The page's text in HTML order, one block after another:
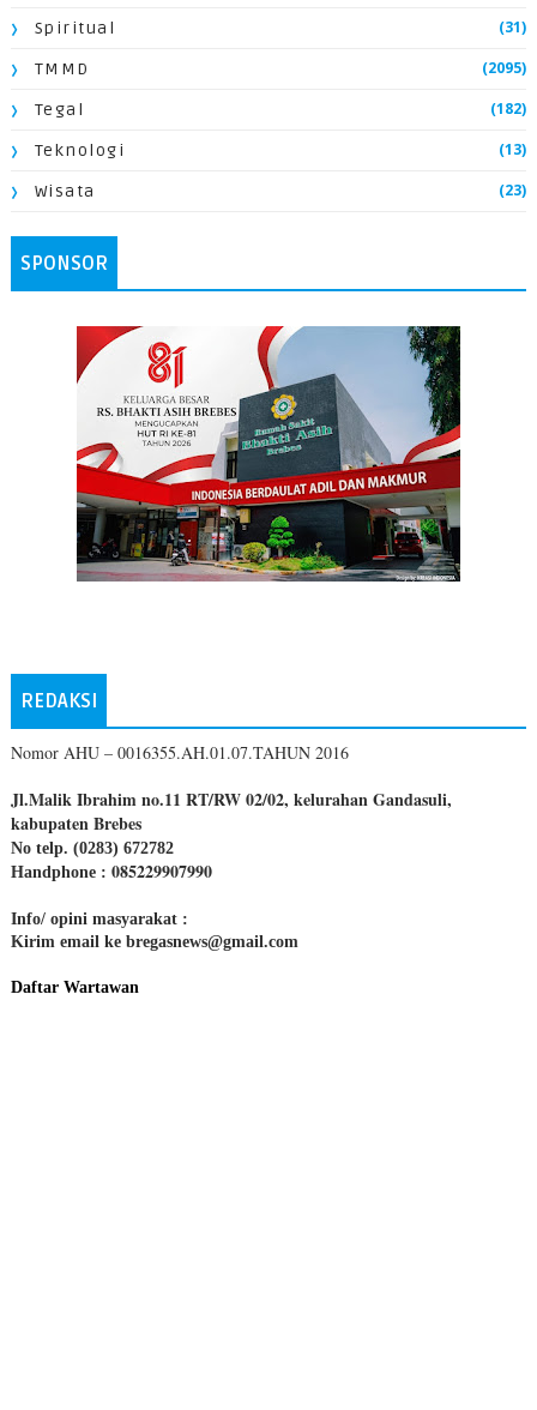
Spiritual (31)
TMMD (2095)
Tegal (182)
Teknologi (13)
Wisata (23)
SPONSOR
REDAKSI
Nomor AHU – 0016355.AH.01.07.TAHUN 2016
Jl.Malik Ibrahim no.11 RT/RW 02/02, kelurahan Gandasuli,
kabupaten Brebes
No telp. (0283) 672782
Handphone : 085229907990
Info/ opini masyarakat :
Kirim email ke bregasnews@gmail.com
Daftar Wartawan